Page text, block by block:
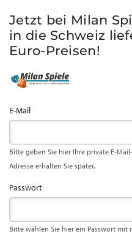
Jetzt bei Milan
in die Schweiz
Euro-Preisen!
E-Mail
Bitte geben Sie hier Ihre private E-
Adresse erhalten Sie später.
Passwort
Bitte wählen Sie hier ein Passwort mit